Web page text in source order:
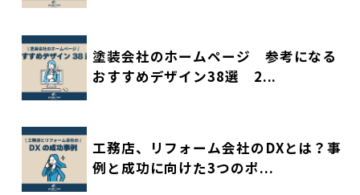
塗装会社のホームページ 参考になる
おすすめデザイン38選 2...
工務店、リフォーム会社のDXとは？事
例と成功に向けた3つのポ...